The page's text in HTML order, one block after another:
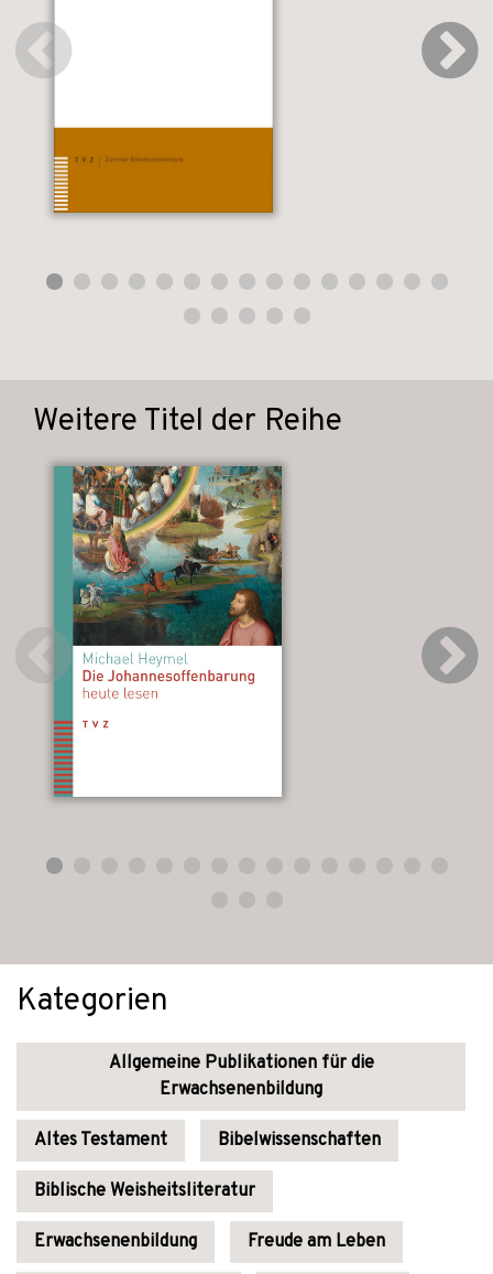
Weitere Titel der Reihe
Kategorien
Allgemeine Publikationen für die
Erwachsenenbildung
Altes Testament Bibelwissenschaften
Biblische Weisheitsliteratur
Erwachsenenbildung Freude am Leben